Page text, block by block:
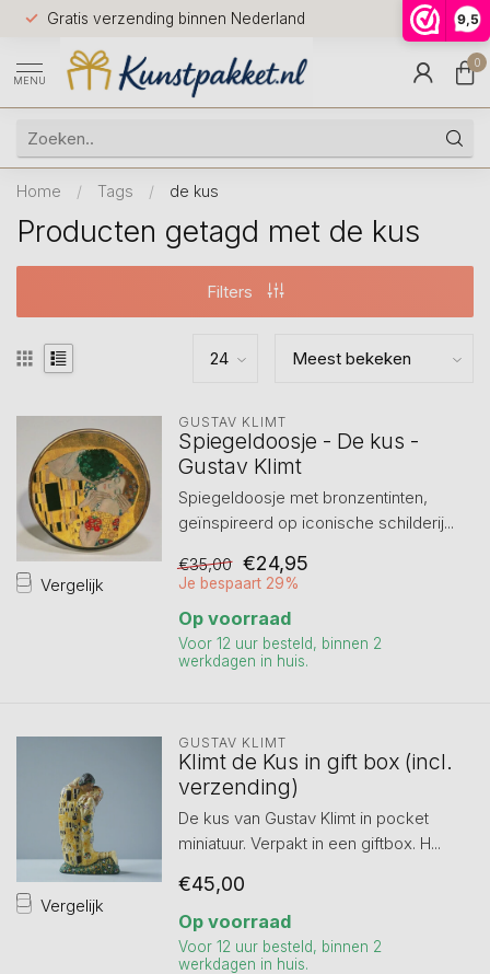
9,5
Gratis verzending binnen Nederland
Voor
huis
9.5
MENU
0
Home / Tags / de kus
Producten getagd met de kus
Filters
Vergelijk
GUSTAV KLIMT
Spiegeldoosje - De kus -
Gustav Klimt
Spiegeldoosje met bronzentinten,
geïnspireerd op iconische schilderij...
€35,00 €24,95
Je bespaart 29%
Op voorraad
Voor 12 uur besteld, binnen 2
werkdagen in huis.
Vergelijk
GUSTAV KLIMT
Klimt de Kus in gift box (incl.
verzending)
De kus van Gustav Klimt in pocket
miniatuur. Verpakt in een giftbox. H...
€45,00
Op voorraad
Voor 12 uur besteld, binnen 2
werkdagen in huis.